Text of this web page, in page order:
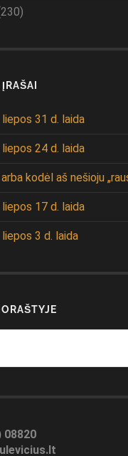
liepos 31 d. laida
liepos 24 d. laida
kodėl aš nešioju
liepos 17 d. laida
liepos 3 d. laida
08820